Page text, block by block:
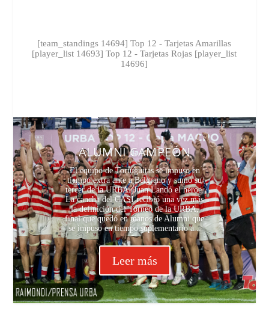
[team_standings 14694] Top 12 - Tarjetas Amarillas
[player_list 14693] Top 12 - Tarjetas Rojas [player_list
14696]
ALUMNI CAMPEÓN
El equipo de Tortuguitas se impuso en
tiempo extra ante a Belgrano y sumó su
tercer de la URBA. Juan Landó el héroe.
La cancha del CASI recibió una vez más
la definición del Torneo de la URBA,
final que quedó en manos de Alumni que
se impuso en tiempo suplementario a...
Leer más